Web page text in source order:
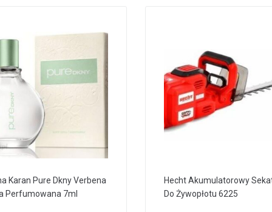
Karan Pure Dkny Verbena
Perfumowana 7ml
Hecht Akumulatorowy
Do Żywopłotu 6225